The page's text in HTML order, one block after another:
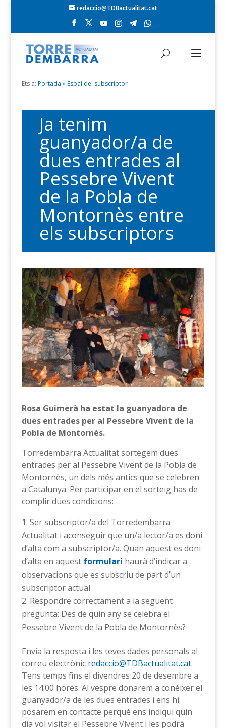
redaccio@TDBactualitat.cat
Ets a: Portada »Espai del subscriptor
Ja tenim
guanyador/a de
dues entrades al
Pessebre Vivent
de la Pobla de
Montornès entre
els subscriptors
Rosa Guimerà ha estat la guanyadora de
dues entrades per al Pessebre Vivent de la
Pobla de Montornès.
Torredembarra Actualitat sortegem dues
entrades per al Pessebre Vivent de la Pobla de
Montornès, un dels més antics que se celebren
a Catalunya. Per participar en el sorteig has de
complir dues condicions:
Ser subscriptor/a del Torredembarra
Actualitat i aconseguir que un/a lector/a es doni
d’alta com a subscriptor/a. Quan aquest es doni
d’alta en aquest formulari haurà d’indicar a
observacions que es subscriu de part d’un
subscriptor actual.
Respondre correctament a la següent
pregunta: Des de quin any se celebra el
Pessebre Vivent de la Pobla de Montornès?
Envia la resposta i les teves dades personals al
correu electrònic redaccio@TDBactualitat.cat.
Tens temps fins el divendres 20 de desembre a
les 14:00 hores. Al vespre donarem a conèixer el
guanyador/a de les dues entrades i ens hi
posarem en contacte perquè ens indiqui quin
dia vol visitar el Pessebre Vivent i les podrà